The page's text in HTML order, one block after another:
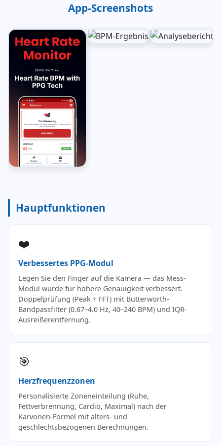
App-Screenshots
Hauptfunktionen
❤️
Verbessertes PPG-Modul
Legen Sie den Finger auf die Kamera — das Mess-
Modul wurde für höhere Genauigkeit verbessert.
Doppelprüfung (Peak + FFT) mit Butterworth-
Bandpassfilter (0.67–4.0 Hz, 40–240 BPM) und IQR-
Ausreißerentfernung.
🎯
Herzfrequenzzonen
Personalisierte Zoneneinteilung (Ruhe,
Fettverbrennung, Cardio, Maximal) nach der
Karvonen-Formel mit alters- und
geschlechtsbezogenen Berechnungen.